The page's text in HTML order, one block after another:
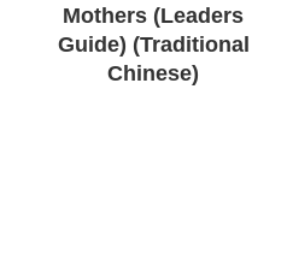
Mothers (Leaders
Guide) (Traditional
Chinese)